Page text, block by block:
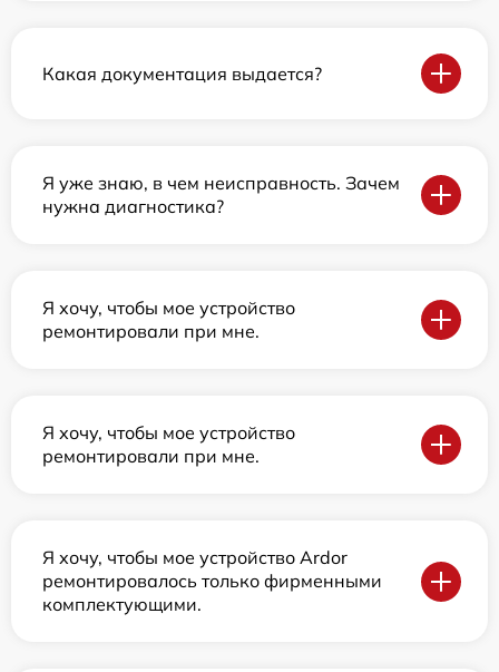
Какая документация выдается?
Я уже знаю, в чем неисправность. Зачем
нужна диагностика?
Я хочу, чтобы мое устройство
ремонтировали при мне.
Я хочу, чтобы мое устройство
ремонтировали при мне.
Я хочу, чтобы мое устройство Ardor
ремонтировалось только фирменными
комплектующими.